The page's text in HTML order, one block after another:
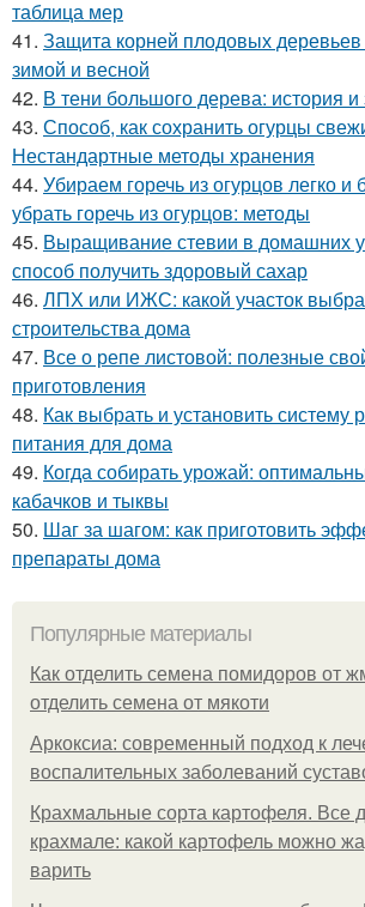
таблица мер
41. Защита корней плодовых
зимой и весной
42. В тени большого дерева: история и
43. Способ, как сохранить огурцы
Нестандартные методы хранения
44. Убираем горечь из огурцов легко и
убрать горечь из огурцов: методы
45. Выращивание стевии в домашних
способ получить здоровый сахар
46. ЛПХ или ИЖС: какой участок
строительства дома
47. Все о репе листовой: полезные
приготовления
48. Как выбрать и установить систему
питания для дома
49. Когда собирать урожай:
кабачков и тыквы
50. Шаг за шагом: как приготовить
препараты дома
Популярные материалы
Как отделить семена помидоров от
отделить семена от мякоти
Аркоксиа: современный подход к
воспалительных заболеваний
Крахмальные сорта картофеля. Все
крахмале: какой картофель можно
варить